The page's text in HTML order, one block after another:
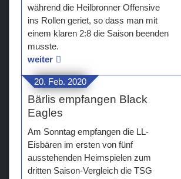
während die Heilbronner Offensive
ins Rollen geriet, so dass man mit
einem klaren 2:8 die Saison beenden
musste.
weiter
20. Feb. 2020
Bärlis empfangen Black
Eagles
Am Sonntag empfangen die LL-
Eisbären im ersten von fünf
ausstehenden Heimspielen zum
dritten Saison-Vergleich die TSG